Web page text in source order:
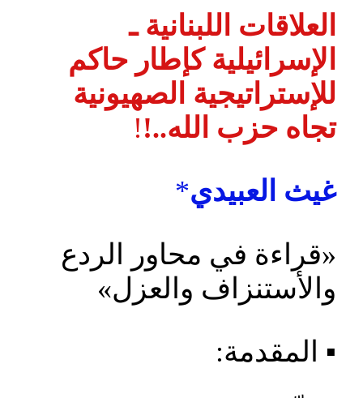
العلاقات اللبنانية ـ
الإسرائيلية كإطار حاكم
للإستراتيجية الصهيونية
تجاه حزب الله..!!
غيث العبيدي*
«قراءة في محاور الردع
والأستنزاف والعزل»
▪️ المقدمة: